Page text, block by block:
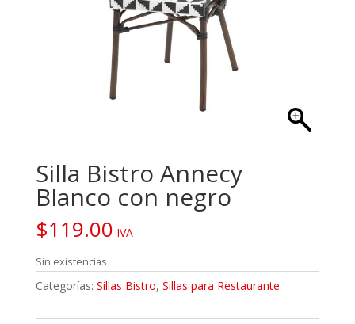
Silla Bistro Annecy
Blanco con negro
$119.00 IVA
Sin existencias
Categorías: Sillas Bistro, Sillas para Restaurante